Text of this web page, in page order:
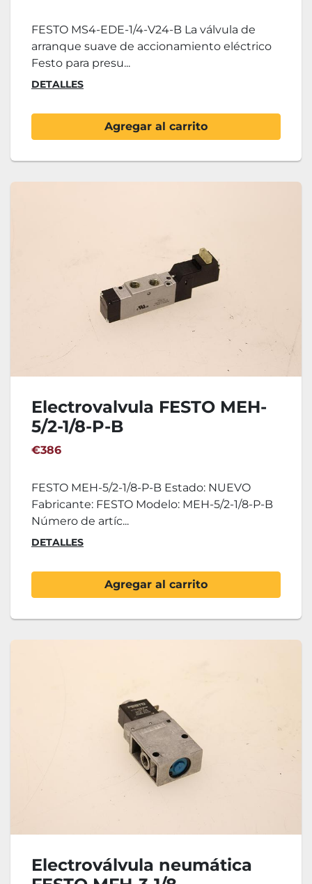
FESTO MS4-EDE-1/4-V24-B La válvula de
arranque suave de accionamiento eléctrico
Festo para presu...
DETALLES
Agregar al carrito
Electrovalvula FESTO MEH-
5/2-1/8-P-B
€386
FESTO MEH-5/2-1/8-P-B Estado: NUEVO
Fabricante: FESTO Modelo: MEH-5/2-1/8-P-B
Número de artíc...
DETALLES
Agregar al carrito
Electroválvula neumática